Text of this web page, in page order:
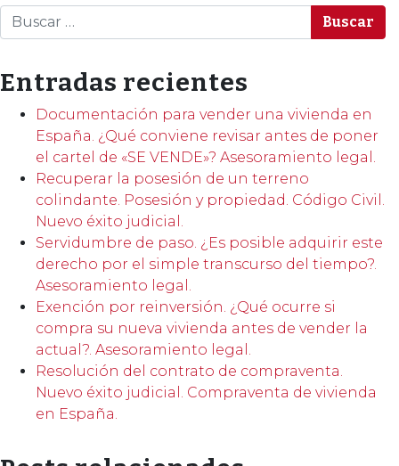
Buscar
Entradas recientes
Documentación para vender una vivienda en
España. ¿Qué conviene revisar antes de poner
el cartel de «SE VENDE»? Asesoramiento legal.
Recuperar la posesión de un terreno
colindante. Posesión y propiedad. Código Civil.
Nuevo éxito judicial.
Servidumbre de paso. ¿Es posible adquirir este
derecho por el simple transcurso del tiempo?.
Asesoramiento legal.
Exención por reinversión. ¿Qué ocurre si
compra su nueva vivienda antes de vender la
actual?. Asesoramiento legal.
Resolución del contrato de compraventa.
Nuevo éxito judicial. Compraventa de vivienda
en España.